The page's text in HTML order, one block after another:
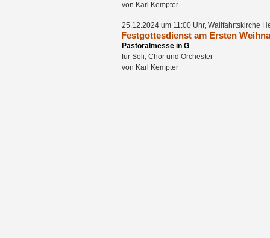
von Karl Kempter
25.12.2024 um 11:00 Uhr, Wallfahrtskirche
Festgottesdienst am Ersten
Pastoralmesse in G
für Soli, Chor und Orchester
von Karl Kempter